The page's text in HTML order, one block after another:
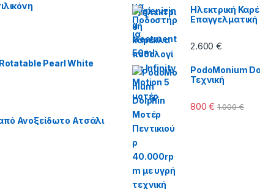
Pearl White
Ανοξείδωτο Ατσάλι
Ηλεκτρική
Επαγγελματική
2.600€
PodoMonium
Τεχνική
800€ 1.000€